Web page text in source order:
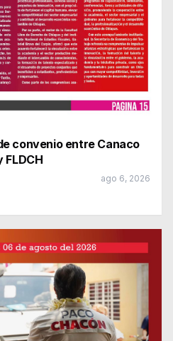
convenio entre Canaco
FLDCH
ago 6, 2026